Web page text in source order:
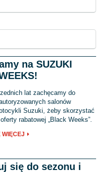
na SUZUKI
lat zachęcamy do
salonów
Suzuki, żeby skorzystać
rabatowej „Black Weeks”.
WIĘCEJ
się do sezonu i